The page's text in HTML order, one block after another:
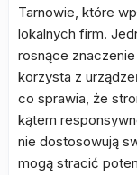
Tarnowie, które
lokalnych firm.
rosnące
korzysta z
co sprawia, że
kątem
nie dostosowują
mogą stracić